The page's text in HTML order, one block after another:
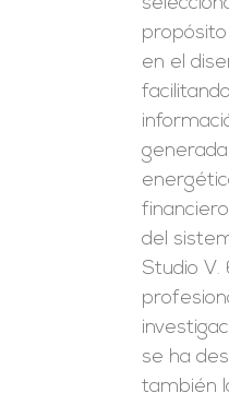
en el
del
Studio V.
se ha
también